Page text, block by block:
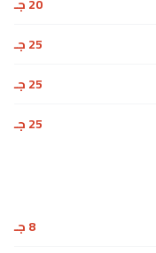
25 جـ
25 جـ
25 جـ
8 جـ